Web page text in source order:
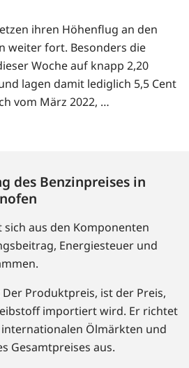
ihren Höhenflug an den
weiter fort. Besonders die
Woche auf knapp 2,20
lagen damit lediglich 5,5 Cent
vom März 2022, …
des Benzinpreises in
sich aus den Komponenten
Energiesteuer und
Der Produktpreis, ist der Preis,
importiert wird. Er richtet
Ölmärkten und
Gesamtpreises aus.